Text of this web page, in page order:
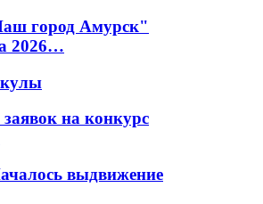
город Амурск"
2026…
на конкурс
выдвижение